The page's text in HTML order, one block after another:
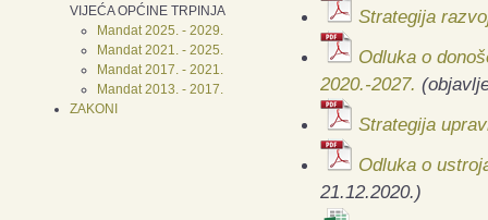
VIJEĆA OPĆINE TRPINJA
Mandat 2025. - 2029.
Mandat 2021. - 2025.
Mandat 2017. - 2021.
Mandat 2013. - 2017.
ZAKONI
Strategija
Odluka o
2020.-2027.
Strategija
Odluka o
21.12.2020.)